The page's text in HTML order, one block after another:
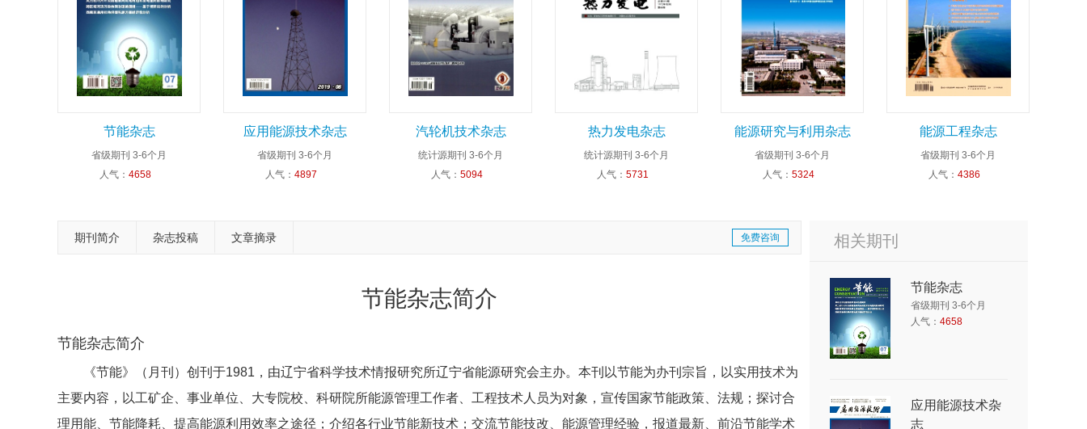
节能杂志
省级期刊 3-6个月
人气： 4658
应用能源技术杂志
省级期刊 3-6个月
人气： 4897
汽轮机技术杂志
统计源期刊 3-6个月
人气： 5094
热力发电杂志
统计源期刊 3-6个月
人气： 5731
能源研究与利用杂志
省级期刊 3-6个月
人气： 5324
能源工程杂志
省级期刊 3-6个月
人气： 4386
期刊简介 杂志投稿 文章摘录 免费咨询
节能杂志简介
节能杂志简介
《节能》（月刊）创刊于1981，由辽宁省科学技术情报研究所辽宁省能源研究会主办。本刊以节能为办刊宗旨，以实用技术为
主要内容，以工矿企、事业单位、大专院校、科研院所能源管理工作者、工程技术人员为对象，宣传国家节能政策、法规；探讨合
理用能、节能降耗、提高能源利用效率之途径；介绍各行业节能新技术；交流节能技改、能源管理经验，报道最新、前沿节能学术
相关期刊
节能杂志
省级期刊 3-6个月
人气： 4658
应用能源技术杂
志